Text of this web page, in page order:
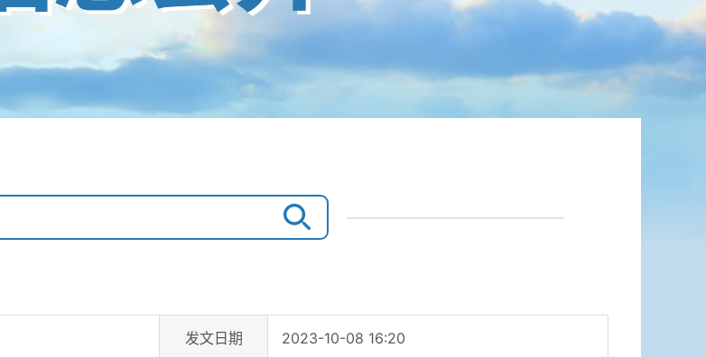
发文日期 2023-10-08 16:20